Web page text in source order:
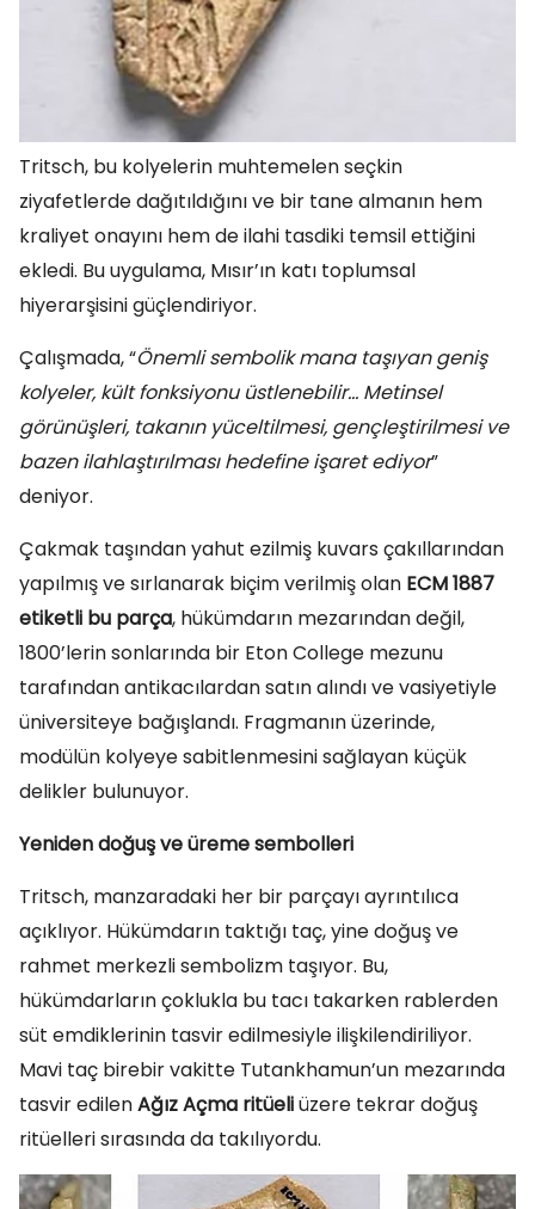
Tritsch, bu kolyelerin muhtemelen seçkin
ziyafetlerde dağıtıldığını ve bir tane almanın hem
kraliyet onayını hem de ilahi tasdiki temsil ettiğini
ekledi. Bu uygulama, Mısır’ın katı toplumsal
hiyerarşisini güçlendiriyor.
Çalışmada, “Önemli sembolik mana taşıyan geniş
kolyeler, kült fonksiyonu üstlenebilir… Metinsel
görünüşleri, takanın yüceltilmesi, gençleştirilmesi ve
bazen ilahlaştırılması hedefine işaret ediyor”
deniyor.
Çakmak taşından yahut ezilmiş kuvars çakıllarından
yapılmış ve sırlanarak biçim verilmiş olan ECM 1887
etiketli bu parça, hükümdarın mezarından değil,
1800’lerin sonlarında bir Eton College mezunu
tarafından antikacılardan satın alındı ve vasiyetiyle
üniversiteye bağışlandı. Fragmanın üzerinde,
modülün kolyeye sabitlenmesini sağlayan küçük
delikler bulunuyor.
Yeniden doğuş ve üreme sembolleri
Tritsch, manzaradaki her bir parçayı ayrıntılıca
açıklıyor. Hükümdarın taktığı taç, yine doğuş ve
rahmet merkezli sembolizm taşıyor. Bu,
hükümdarların çoklukla bu tacı takarken rablerden
süt emdiklerinin tasvir edilmesiyle ilişkilendiriliyor.
Mavi taç birebir vakitte Tutankhamun’un mezarında
tasvir edilenAğız Açma ritüeliüzere tekrar doğuş
ritüelleri sırasında da takılıyordu.